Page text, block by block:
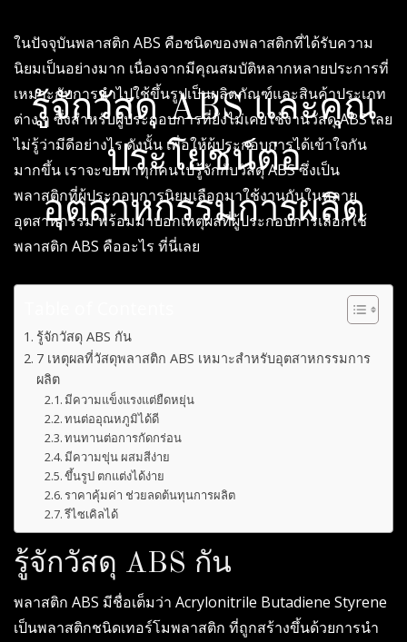
รู้จักวัสดุ ABS และคุณ
ประโยชน์ต่อ
อุตสาหกรรมการผลิต
ในปัจจุบันพลาสติก ABS คือชนิดของพลาสติกที่ได้รับความ
นิยมเป็นอย่างมาก เนื่องจากมีคุณสมบัติหลากหลายประการที่
เหมาะกับการนำไปใช้ขึ้นรูปเป็นผลิตภัณฑ์และสินค้าประเภท
ต่าง ๆ ซึ่งสำหรับผู้ประกอบการที่ยังไม่เคยใช้งานวัสดุ ABSเลย
ไม่รู้ว่ามีดีอย่างไร ดังนั้น เพื่อให้ผู้ประกอบการได้เข้าใจกัน
มากขึ้น เราจะขอพาทุกคนไปรู้จักกับวัสดุ ABSซึ่งเป็น
พลาสติกที่ผู้ประกอบการนิยมเลือกมาใช้งานกันในหลาย
อุตสาหกรรม พร้อมมาบอกเหตุผลที่ผู้ประกอบการเลือกใช้
พลาสติก ABS คืออะไร ที่นี่เลย
รู้จักวัสดุ ABS กัน
7 เหตุผลที่วัสดุพลาสติก ABS เหมาะสำหรับอุตสาหกรรมการ
ผลิต
มีความแข็งแรงแต่ยืดหยุ่น
ทนต่ออุณหภูมิได้ดี
ทนทานต่อการกัดกร่อน
มีความขุ่น ผสมสีง่าย
ขึ้นรูป ตกแต่งได้ง่าย
ราคาคุ้มค่า ช่วยลดต้นทุนการผลิต
รีไซเคิลได้
รู้จักวัสดุ ABS กัน
พลาสติก ABS มีชื่อเต็มว่า Acrylonitrile Butadiene Styrene
เป็นพลาสติกชนิดเทอร์โมพลาสติก ที่ถูกสร้างขึ้นด้วยการนำ